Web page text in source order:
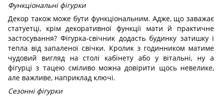
Функціональні фігурки
Декор також може бути функціональним. Адже, що заважає
статуетці, крім декоративної функції мати й практичне
застосування? Фігурка-свічник додасть будинку затишку і
тепла від запаленої свічки. Кролик з годинником матиме
чудовий вигляд на столі кабінету або у вітальні, ну а
фігурці з тацею сміливо можна довірити щось невелике,
але важливе, наприклад ключі.
Сезонні фігурки